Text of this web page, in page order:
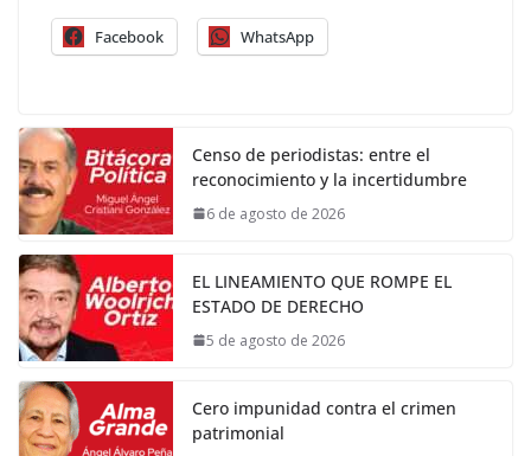
Facebook WhatsApp
Censo de periodistas: entre el
reconocimiento y la incertidumbre
6 de agosto de 2026
EL LINEAMIENTO QUE ROMPE EL
ESTADO DE DERECHO
5 de agosto de 2026
Cero impunidad contra el crimen
patrimonial